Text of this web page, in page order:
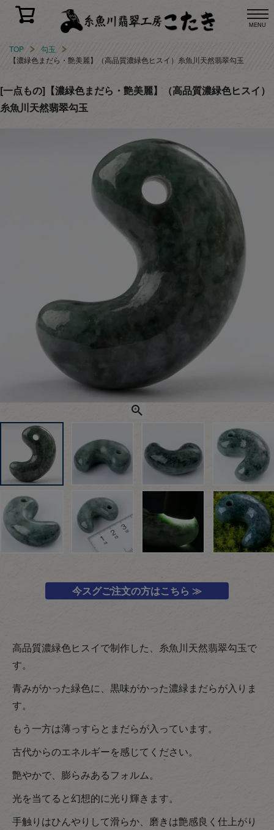
MENU
TOP
勾玉
【濃緑色まだら・艶美麗】（高品質濃緑色ヒスイ）糸魚川天然翡翠勾玉
[一点もの]【濃緑色まだら・艶美麗】（高品質濃緑色ヒスイ）
糸魚川天然翡翠勾玉
今スグご注文の方はこちら ≫
高品質濃緑色ヒスイで制作した、糸魚川天然翡翠勾玉で
す。
青みがかった緑色に、黒味がかった濃緑まだらが入りま
す。
もう一方は薄っすらとまだらが入っています。
古代からのエネルギーを感じてください。
艶やかで、膨らみあるフォルム。
光を当てると幻想的に光り輝きます。
手触りはひんやりして滑らか、磨きは艶感良く仕上がり